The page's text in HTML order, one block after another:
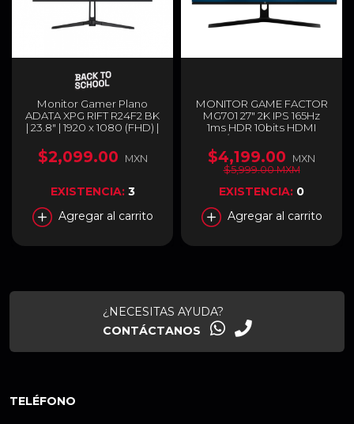
Monitor Gamer Plano
ADATA XPG RIFT R24F2 BK
| 23.8" | 1920 x 1080 (FHD) |
Adaptive Sync | HDMI 2.0 /
DisplayPort 1.4 | Negro |
$2,099.00 MXN
EXISTENCIA: 3
Agregar al carrito
MONITOR GAME FACTOR
MG701 27" 2K IPS 165Hz
1ms HDR 10bits HDMI
2.0/DP1.4 (ADAPTIVE
SYNC) / MG701
$4,199.00
MXN
$5,999.00 MXM
EXISTENCIA: 0
Agregar al carrito
¿NECESITAS AYUDA?
CONTÁCTANOS
TELÉFONO